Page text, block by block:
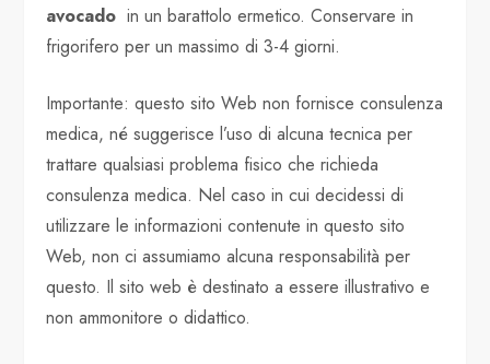
avocado in un barattolo ermetico. Conservare in
frigorifero per un massimo di 3-4 giorni.
Importante: questo sito Web non fornisce consulenza
medica, né suggerisce l’uso di alcuna tecnica per
trattare qualsiasi problema fisico che richieda
consulenza medica. Nel caso in cui decidessi di
utilizzare le informazioni contenute in questo sito
Web, non ci assumiamo alcuna responsabilità per
questo. Il sito web è destinato a essere illustrativo e
non ammonitore o didattico.